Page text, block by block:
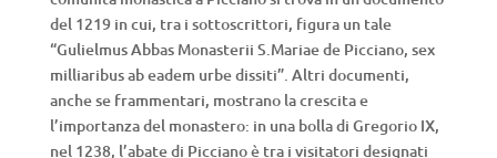
del 1219 in cui, tra i sottoscrittori, figura un tale
“Gulielmus Abbas Monasterii S.Mariae de Picciano, sex
milliaribus ab eadem urbe dissiti”. Altri documenti,
anche se frammentari, mostrano la crescita e
l’importanza del monastero: in una bolla di Gregorio IX,
nel 1238, l’abate di Picciano è tra i visitatori designati